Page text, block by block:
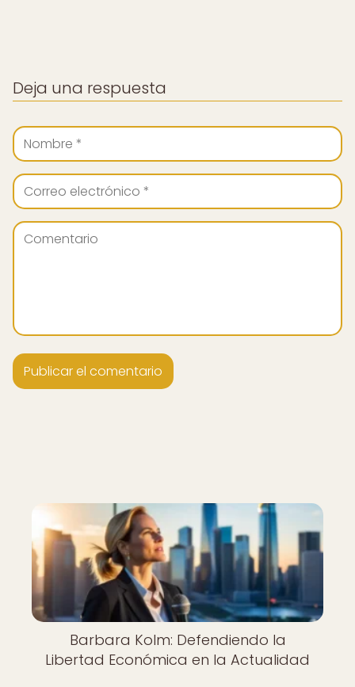
Deja una respuesta
Barbara Kolm: Defendiendo la
Libertad Económica en la Actualidad